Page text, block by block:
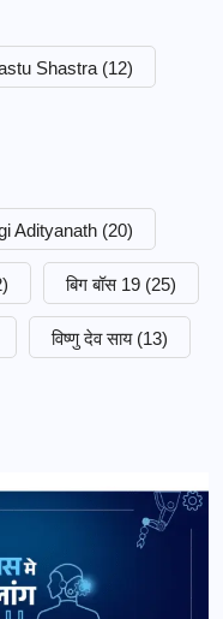
Shastra (12)
Adityanath (20)
बिग बॉस 19 (25)
विष्णु देव साय (13)